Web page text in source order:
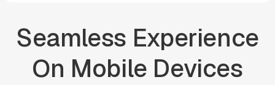
Seamless Experience
On Mobile Devices